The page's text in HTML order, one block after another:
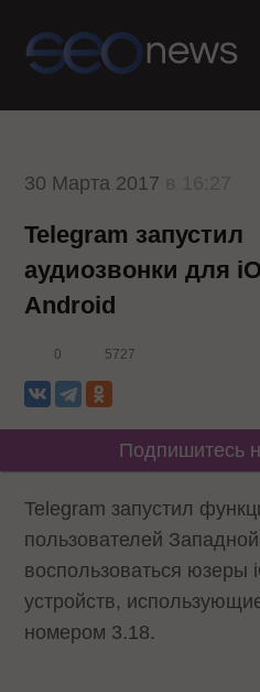
30 Марта 2017
Telegram запустил
аудиозвонки для
Android
0 5727
Подпишитесь
Telegram запустил
пользователей
воспользоваться юзеры
устройств,
номером 3.18.